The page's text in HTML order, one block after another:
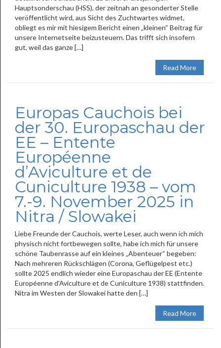
Hauptsonderschau (HSS), der zeitnah an gesonderter Stelle
veröffentlicht wird, aus Sicht des Zuchtwartes widmet,
obliegt es mir mit hiesigem Bericht einen „kleinen“ Beitrag für
unsere Internetseite beizusteuern. Das trifft sich insofern
gut, weil das ganze […]
Read More
Europas Cauchois bei
der 30. Europaschau der
EE – Entente
Européenne
d’Aviculture et de
Cuniculture 1938 – vom
7.-9. November 2025 in
Nitra / Slowakei
Liebe Freunde der Cauchois, werte Leser, auch wenn ich mich
physisch nicht fortbewegen sollte, habe ich mich für unsere
schöne Taubenrasse auf ein kleines „Abenteuer“ begeben:
Nach mehreren Rückschlägen (Corona, Geflügelpest etc.)
sollte 2025 endlich wieder eine Europaschau der EE (Entente
Européenne d’Aviculture et de Cuniculture 1938) stattfinden.
Nitra im Westen der Slowakei hatte den […]
Read More